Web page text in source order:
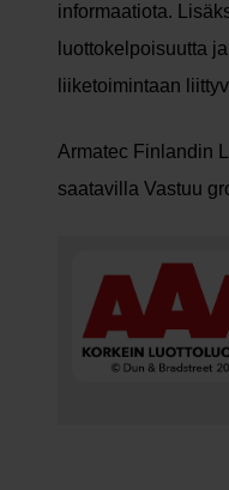
informaatiota.
luottokelpoisuutta
liiketoimintaan
Armatec Finlandin
saatavilla Vastuu